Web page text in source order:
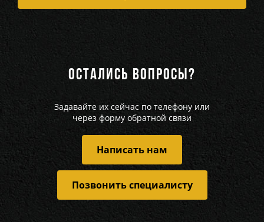
ОСТАЛИСЬ ВОПРОСЫ?
Задавайте их сейчас по телефону или
через форму обратной связи
Написать нам
Позвонить специалисту